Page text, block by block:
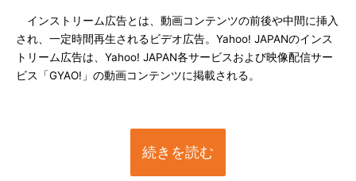
インストリーム広告とは、動画コンテンツの前後や中間に挿入
され、一定時間再生されるビデオ広告。Yahoo! JAPANのインス
トリーム広告は、Yahoo! JAPAN各サービスおよび映像配信サー
ビス「GYAO!」の動画コンテンツに掲載される。
続きを読む